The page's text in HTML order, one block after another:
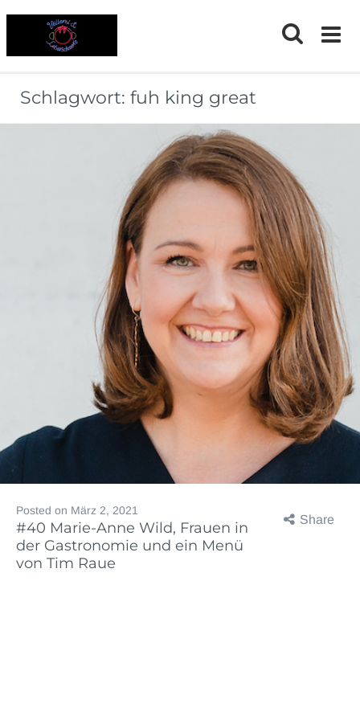
Schlagwort: fuh king great
Share
Posted on März 2, 2021
#40 Marie-Anne Wild, Frauen in
der Gastronomie und ein Menü
von Tim Raue